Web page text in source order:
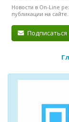
Новости в On-Line
публикации на
Подписаться